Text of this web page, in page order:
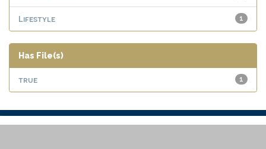
1
Lifestyle
Has File(s)
1
true